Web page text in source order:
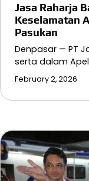
Jasa Raharja
Keselamatan
Pasukan
Denpasar — PT
serta dalam
February 2, 2026